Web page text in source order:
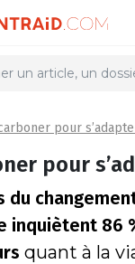
pour
pour
du
inquiètent 86
quant à la